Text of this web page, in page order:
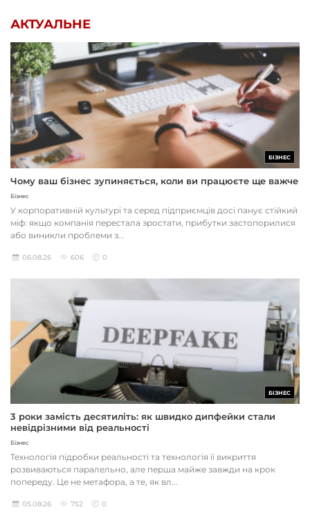
АКТУАЛЬНЕ
БІЗНЕС
Чому ваш бізнес зупиняється, коли ви працюєте ще важче
Бізнес
У корпоративній культурі та серед підприємців досі панує стійкий
міф: якщо компанія перестала зростати, прибутки застопорилися
або виникли проблеми з...
06.08.26 606 0
БІЗНЕС
3 роки замість десятиліть: як швидко дипфейки стали
невідрізними від реальності
Бізнес
Технологія підробки реальності та технологія її викриття
розвиваються паралельно, але перша майже завжди на крок
попереду. Це не метафора, а те, як вл...
05.08.26 752 0